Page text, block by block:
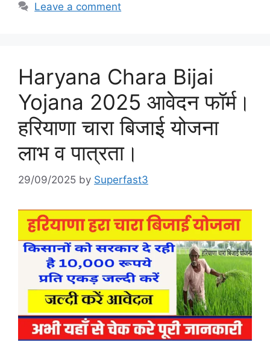
Leave a comment
Haryana Chara Bijai
Yojana 2025 आवेदन फॉर्म।
हरियाणा चारा बिजाई योजना
लाभ व पात्रता।
29/09/2025 by Superfast3